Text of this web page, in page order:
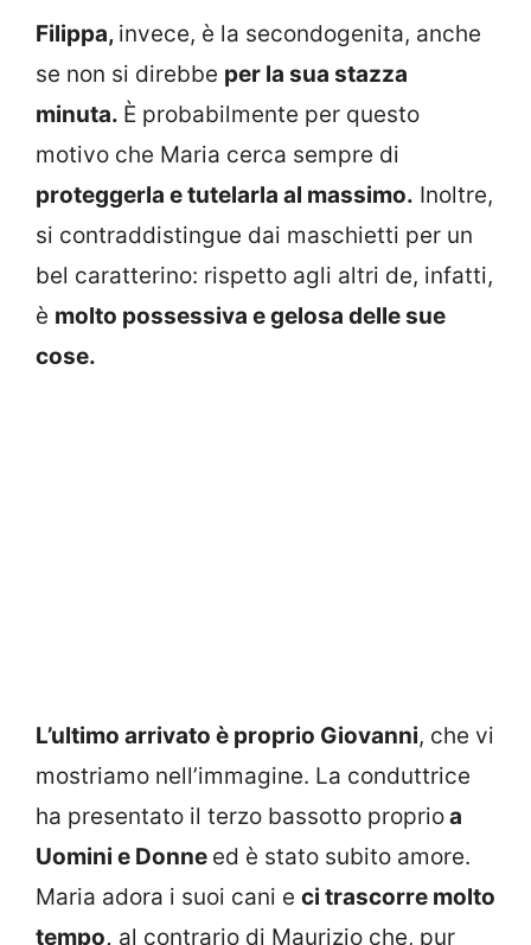
Filippa, invece, è la secondogenita, anche
se non si direbbe per la sua stazza
minuta. È probabilmente per questo
motivo che Maria cerca sempre di
proteggerla e tutelarla al massimo. Inoltre,
si contraddistingue dai maschietti per un
bel caratterino: rispetto agli altri de, infatti,
è molto possessiva e gelosa delle sue
cose.
L’ultimo arrivato è proprio Giovanni, che vi
mostriamo nell’immagine. La conduttrice
ha presentato il terzo bassotto proprioa
Uomini e Donne ed è stato subito amore.
Maria adora i suoi cani e ci trascorre molto
tempo, al contrario di Maurizio che, pur